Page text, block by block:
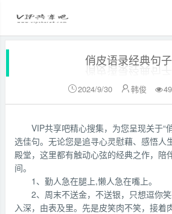
俏皮语录经典句子
2024/9/30 韩俊
VIP共享吧精心搜集，为您呈现关于“
选佳句。无论您是追寻心灵慰藉、感悟人
殿堂，这里都有触动心弦的经典之作，陪
间。
1、勤人急在腿上,懒人急在嘴上。
2、周末不送金，不送银，只想逗你
入深，由表及里。先是皮笑肉不笑，接着